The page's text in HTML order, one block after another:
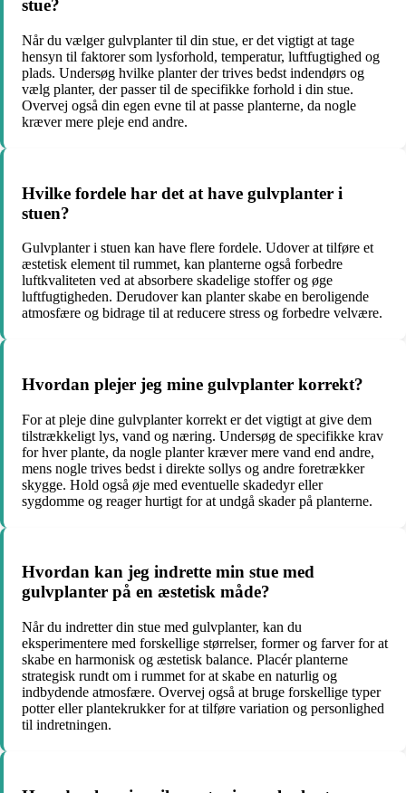
stue?
Når du vælger gulvplanter til din stue, er det vigtigt at tage
hensyn til faktorer som lysforhold, temperatur, luftfugtighed og
plads. Undersøg hvilke planter der trives bedst indendørs og
vælg planter, der passer til de specifikke forhold i din stue.
Overvej også din egen evne til at passe planterne, da nogle
kræver mere pleje end andre.
Hvilke fordele har det at have gulvplanter i
stuen?
Gulvplanter i stuen kan have flere fordele. Udover at tilføre et
æstetisk element til rummet, kan planterne også forbedre
luftkvaliteten ved at absorbere skadelige stoffer og øge
luftfugtigheden. Derudover kan planter skabe en beroligende
atmosfære og bidrage til at reducere stress og forbedre velvære.
Hvordan plejer jeg mine gulvplanter korrekt?
For at pleje dine gulvplanter korrekt er det vigtigt at give dem
tilstrækkeligt lys, vand og næring. Undersøg de specifikke krav
for hver plante, da nogle planter kræver mere vand end andre,
mens nogle trives bedst i direkte sollys og andre foretrækker
skygge. Hold også øje med eventuelle skadedyr eller
sygdomme og reager hurtigt for at undgå skader på planterne.
Hvordan kan jeg indrette min stue med
gulvplanter på en æstetisk måde?
Når du indretter din stue med gulvplanter, kan du
eksperimentere med forskellige størrelser, former og farver for at
skabe en harmonisk og æstetisk balance. Placér planterne
strategisk rundt om i rummet for at skabe en naturlig og
indbydende atmosfære. Overvej også at bruge forskellige typer
potter eller plantekrukker for at tilføre variation og personlighed
til indretningen.